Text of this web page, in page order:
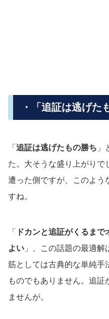
・「追証は逃げた
「 追証は逃げたもの勝ち
た。大そうな盛り上がりで
遭った側ですが、このよう
すね。
「
ドカンと追証がくるま
よい 」、この話題の最適
筋としては古典的な単純手
ものでもありません。追証
ませんが。